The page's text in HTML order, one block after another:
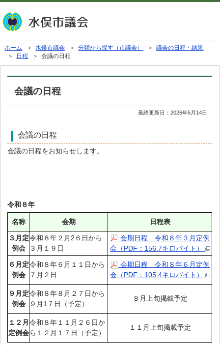
ホーム ＞水俣市議会 ＞分類から探す（市議会） ＞議会の日程・結果
＞
日程 ＞ 会議の日程
会議の日程
最終更新日：2026年5月14日
会議の日程
会議の日程をお知らせします。
令和８年
名称 会期 日程表
３月定
例会
令和８年２月2６日から
３月１９日
会期日程 令和８年３月定例
会（PDF：156.7キロバイト）
６月定
例会
令和８年６月１１日から
７月２日
会期日程 令和８年６月定例
会（PDF：105.4キロバイト）
９月定
例会
令和８年８月２７日から
９月1７日（予定）
８月上旬掲載予定
１２月
定例会
令和８年１１月２６日か
ら１２月１７日（予定）
１１月上旬掲載予定